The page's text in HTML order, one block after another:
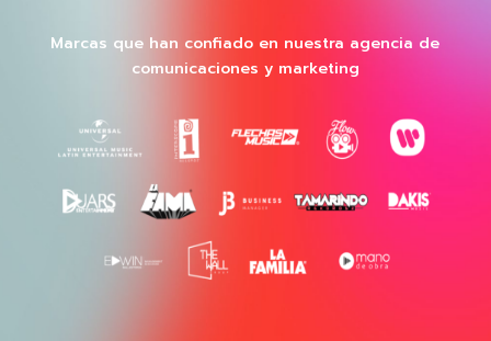
Marcas que han confiado en nuestra agencia de
comunicaciones y marketing